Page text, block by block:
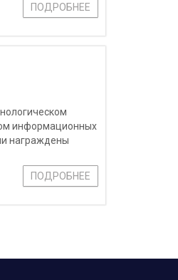
ПОДРОБНЕЕ
информационных
награждены
ПОДРОБНЕЕ